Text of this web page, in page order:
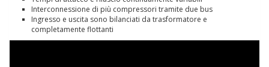
Interconnessione di più compressori tramite due bus
Ingresso e uscita sono bilanciati da trasformatore e
completamente flottanti